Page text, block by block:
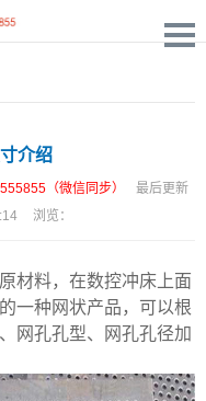
介绍
（微信同步）
最后更新
浏览：
材料，在数控冲床上面
一种网状产品，可以根
网孔孔型、网孔孔径加